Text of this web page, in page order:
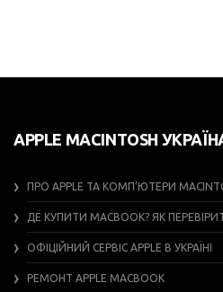
APPLE MACINTOSH
ПРО APPLE ТА КОМП’ЮТЕРИ
ДЕ КУПИТИ MACBOOK? ЯК
ОФІЦІЙНИЙ СЕРВІС APPLE В УКРАЇНІ
РЕМОНТ APPLE MACBOOK